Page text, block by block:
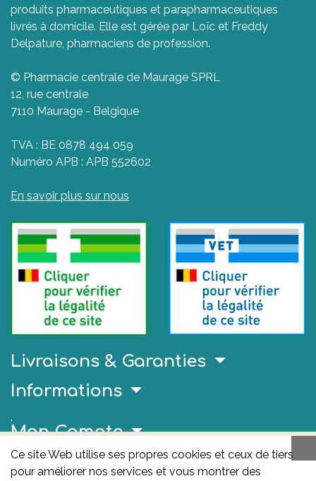
produits pharmaceutiques et parapharmaceutiques
livrés à domicile. Elle est gérée par Loïc et Freddy
Delpature, pharmaciens de profession.
© Pharmacie centrale de Maurage SPRL
12, rue centrale
7110 Maurage - Belgique
TVA : BE 0878 494 059
Numéro APB : APB 552602
En savoir plus sur nous
Livraisons & Garanties
Ce site Web utilise ses propres cookies et ceux de tiers
pour améliorer nos services et vous montrer des
Informations
.
Mon Compte
Liens Utiles